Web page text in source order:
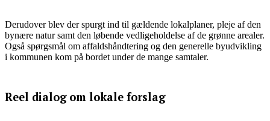
Derudover blev der spurgt ind til gældende lokalplaner, pleje af den
bynære natur samt den løbende vedligeholdelse af de grønne arealer.
Også spørgsmål om affaldshåndtering og den generelle byudvikling
i kommunen kom på bordet under de mange samtaler.
Reel dialog om lokale forslag